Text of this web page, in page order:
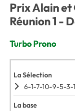
Prix Alain et
Réunion 1 -
Turbo Prono
La Sélection
6-1-7-10-9-5-3-
La base